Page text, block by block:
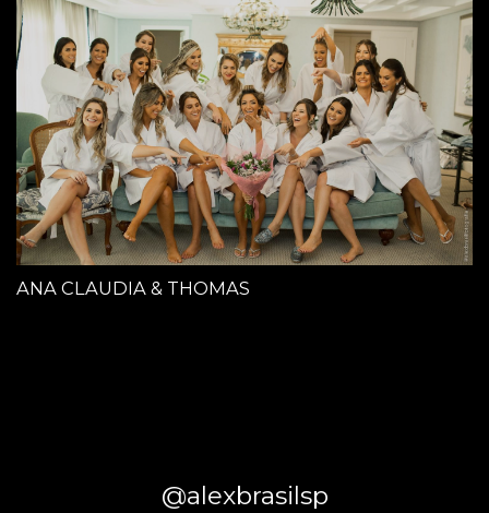
ANA CLAUDIA & THOMAS
@alexbrasilsp